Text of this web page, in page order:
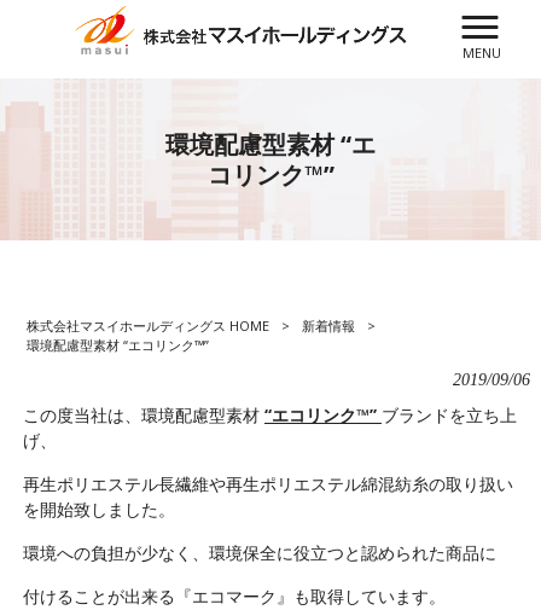
MENU
環境配慮型素材 “エ
コリンク™”
株式会社マスイホールディングス HOME > 新着情報
>
環境配慮型素材 “エコリンク™”
2019/09/06
この度当社は、環境配慮型素材 “エコリンク™” ブランドを立ち上
げ、
再生ポリエステル長繊維や再生ポリエステル綿混紡糸の取り扱い
を開始致しました。
環境への負担が少なく、環境保全に役立つと認められた商品に
付けることが出来る『エコマーク』も取得しています。